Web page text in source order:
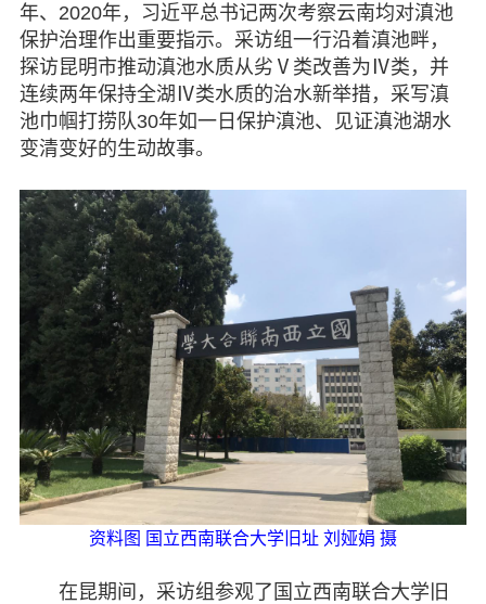
年、2020年，习近平总书记两次考察云南均对滇池
保护治理作出重要指示。采访组一行沿着滇池畔，
探访昆明市推动滇池水质从劣Ⅴ类改善为Ⅳ类，并
连续两年保持全湖Ⅳ类水质的治水新举措，采写滇
池巾帼打捞队30年如一日保护滇池、见证滇池湖水
变清变好的生动故事。
资料图 国立西南联合大学旧址 刘娅娟 摄
在昆期间，采访组参观了国立西南联合大学旧